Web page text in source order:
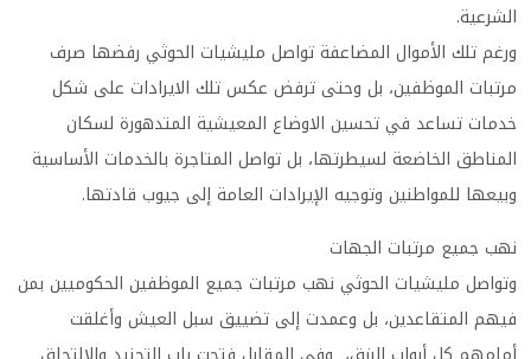
الشرعية.
ورغم تلك الأموال المضاعفة تواصل مليشيات الحوثي رفضها صرف
مرتبات الموظفين، بل وحتى ترفض عكس تلك الايرادات على شكل
خدمات تساعد في تحسين الاوضاع المعيشية المتدهورة لسكان
المناطق الخاضعة لسيطرتها، بل تواصل المتاجرة بالخدمات الأساسية
وبيعها للمواطنين وتوجيه الإيرادات العامة إلى جيوب قادتها.
نهب جميع مرتبات الجهات
وتواصل مليشيات الحوثي نهب مرتبات جميع الموظفين الحكوميين بمن
فيهم المتقاعدين، بل وعمدت إلى تضييق سبل العيش وأغلقت